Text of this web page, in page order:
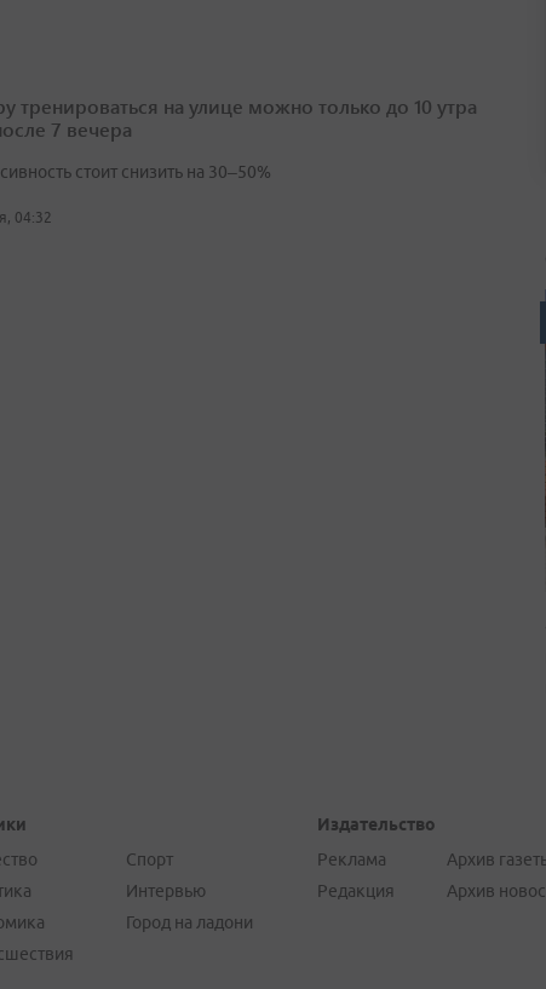
тренироваться на улице можно только до 10 утра
7 вечера
стоит снизить на 30–50%
04:32
Спорт
Интервью
Город на ладони
Издательство
Реклама
Редакция
Архив
Архив